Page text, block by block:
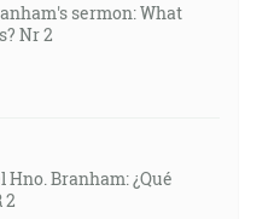
sermon: What
Nr 2
Branham: ¿Qué
2